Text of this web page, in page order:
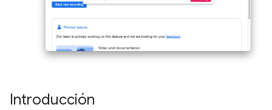
Introducción